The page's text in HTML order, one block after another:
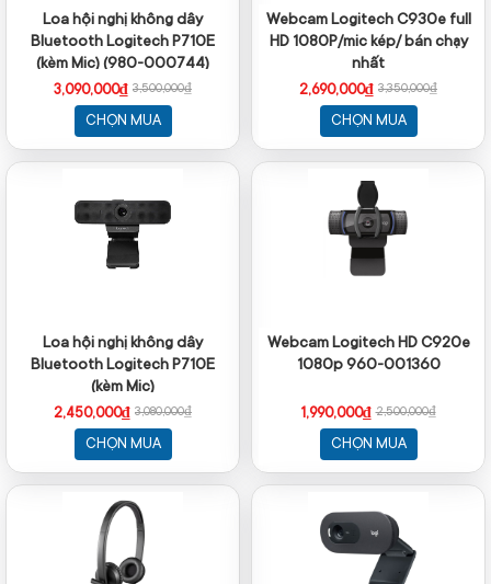
Loa hội nghị không dây
Bluetooth Logitech P710E
(kèm Mic) (980-000744)
3,090,000₫ 3,500,000₫
CHỌN MUA
Webcam Logitech C930e full
HD 1080P/mic kép/ bán chạy
nhất
2,690,000₫ 3,350,000₫
CHỌN MUA
Loa hội nghị không dây
Bluetooth Logitech P710E
(kèm Mic)
2,450,000₫ 3,080,000₫
CHỌN MUA
Webcam Logitech HD C920e
1080p 960-001360
1,990,000₫ 2,500,000₫
CHỌN MUA